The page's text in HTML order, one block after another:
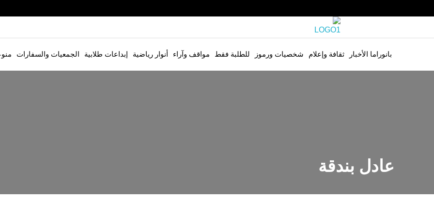
بانوراما الأخبار ثقافة وإعلام شخصيات ورموز للطلبة فقط مواقف وآراء أنوار رياضية إبداعات طلابية الجمعيات والسفارات
عادل بندقة